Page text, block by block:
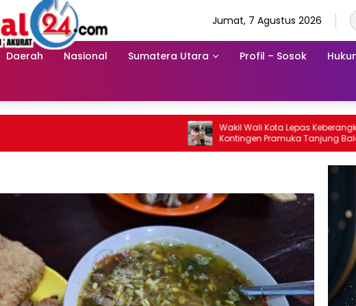
Jumat, 7 Agustus 2026
Daerah Nasional Sumatera Utara Profil – Sosok
Wakil Wali Kota Lepas Keberangkatan 34
Kontingen Pramuka Tanjung Balai Ikuti
Jamnas XII di Cibubur